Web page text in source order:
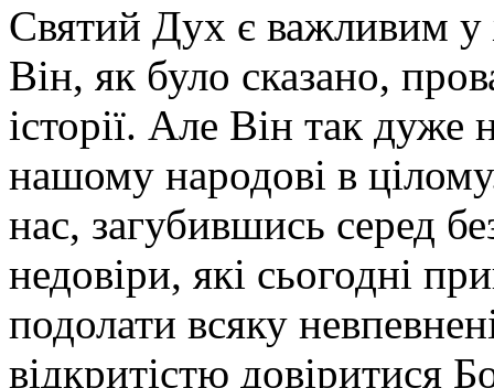
Святий Дух є важливим у
Він, як було сказано,
історії. Але Він так
нашому народові в
нас, загубившись серед
недовіри, які сьогодні
подолати всяку
відкритістю довіритися